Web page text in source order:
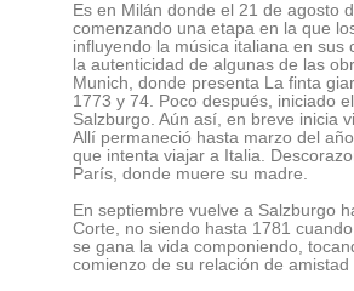
Es en Milán donde el 21 de agosto
comenzando una etapa en la que
influyendo la música italiana en
la autenticidad de algunas de las
Munich, donde presenta La finta
1773 y 74. Poco después, iniciado
Salzburgo. Aún así, en breve inicia
Allí permaneció hasta marzo del
que intenta viajar a Italia.
París, donde muere su madre.
En septiembre vuelve a Salzburgo
Corte, no siendo hasta 1781
se gana la vida componiendo,
comienzo de su relación de